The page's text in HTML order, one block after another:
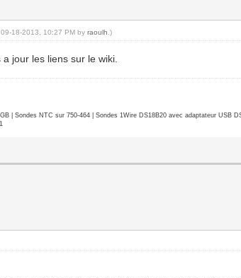
09-18-2013, 10:27 PM byraoulh .)
jour les liens sur le wiki.
| Sondes NTC sur 750-464 | Sondes 1Wire DS18B20 avec adaptateur